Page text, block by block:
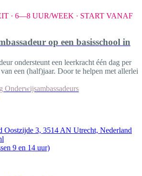
· 6—8 UUR/WEEK · START VANAF
op een basisschool in
ondersteunt een leerkracht één dag per
een (half)jaar. Door te helpen met allerlei
Onderwijsambassadeurs
Oostzijde 3, 3514 AN Utrecht, Nederland
9 en 14 uur)